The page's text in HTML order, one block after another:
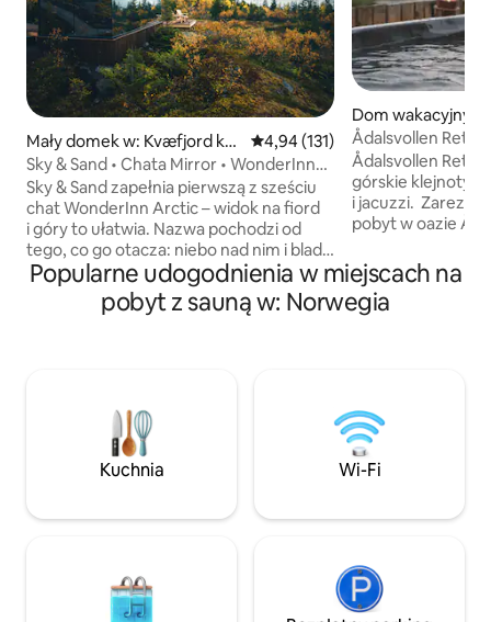
Mały domek w: Kvæfjord ko
mmune
Średnia ocena: 4,94 na 5, liczba
4,94 (131)
Sky & Sand • Chata Mirror • WonderInn
Arctic
Sky & Sand zapełnia pierwszą z sześciu
chat WonderInn Arctic – widok na fiord
i góry to ułatwia. Nazwa pochodzi od
tego, co go otacza: niebo nad nim i blada
linia brzegowa Kvæfjordu pod nim. Szkło
lustrzane odbija oba te elementy, gdy
zmienia się światło. Chata Mirror dla
zorzy polarnej i słońca polarnego.
20 minut do Harstad, 1 godzina do
Evenes. Na miejscu można
zarezerwować saunę. Pościel, ręczniki,
zasłon zaciemniających – maska do
Dom wakacyjny
Ådalsvollen
Ådalsvollen Retreat –
górskie klejnoty z
i jacuzzi. Zarezerwuj niezapomniany
pobyt w oazie
czy o inną osobę,
wspomnienia.
przytulne chwile
na wędrówkę po
zarówno latem,
pyszne posiłki,
grillowy czy pizzę
produktów.
Popularne udogodnienia w miejscach na
pobyt z sauną w: Norwegia
Kuchnia Wi-Fi